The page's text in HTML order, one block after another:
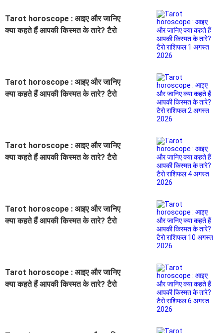
Tarot horoscope : आइए और जानिए
क्या कहते हैं आपकी किस्मत के तारे? टैरो
Tarot horoscope : आइए और जानिए
क्या कहते हैं आपकी किस्मत के तारे? टैरो
Tarot horoscope : आइए और जानिए
क्या कहते हैं आपकी किस्मत के तारे? टैरो
Tarot horoscope : आइए और जानिए
क्या कहते हैं आपकी किस्मत के तारे? टैरो
Tarot horoscope : आइए और जानिए
क्या कहते हैं आपकी किस्मत के तारे? टैरो